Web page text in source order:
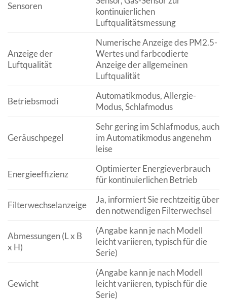
Sensoren
kontinuierlichen
Luftqualitätsmessung
Anzeige der
Luftqualität
Numerische Anzeige des PM2.5-
Wertes und farbcodierte
Anzeige der allgemeinen
Luftqualität
Betriebsmodi
Automatikmodus, Allergie-
Modus, Schlafmodus
Geräuschpegel
Sehr gering im Schlafmodus, auch
im Automatikmodus angenehm
leise
Energieeffizienz
Optimierter Energieverbrauch
für kontinuierlichen Betrieb
Filterwechselanzeige
Ja, informiert Sie rechtzeitig über
den notwendigen Filterwechsel
Abmessungen (L x B
x H)
(Angabe kann je nach Modell
leicht variieren, typisch für die
Serie)
Gewicht
(Angabe kann je nach Modell
leicht variieren, typisch für die
Serie)